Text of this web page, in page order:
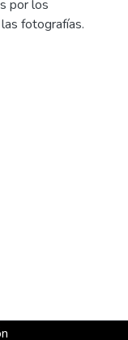
por los
fotografías.